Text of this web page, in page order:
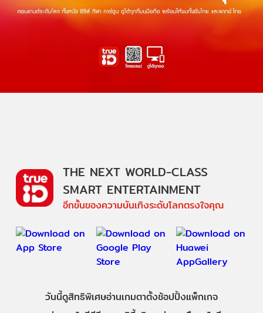
THE NEXT WORLD-CLASS
SMART ENTERTAINMENT
อีกขั้นของความบันเทิงระดับโลกตรงใจคุณ
วันนี้ดูสิทธิพิเศษอ่านเกมตาตั้งช้อปปิ้งแพ็กเกจ